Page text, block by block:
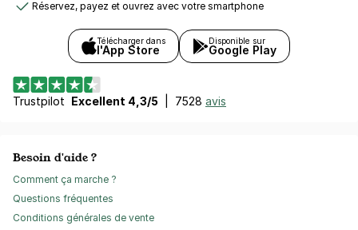
Réservez, payez et ouvrez avec votre smartphone
Télécharger dans
l'App Store
Disponible sur
Google Play
Trustpilot Excellent 4,3/5 7528 avis
Besoin d'aide ?
Comment ça marche ?
Questions fréquentes
Conditions générales de vente